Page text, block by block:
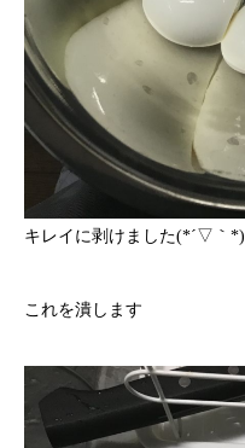
キレイに剥けました(*´▽｀*)
これを潰します